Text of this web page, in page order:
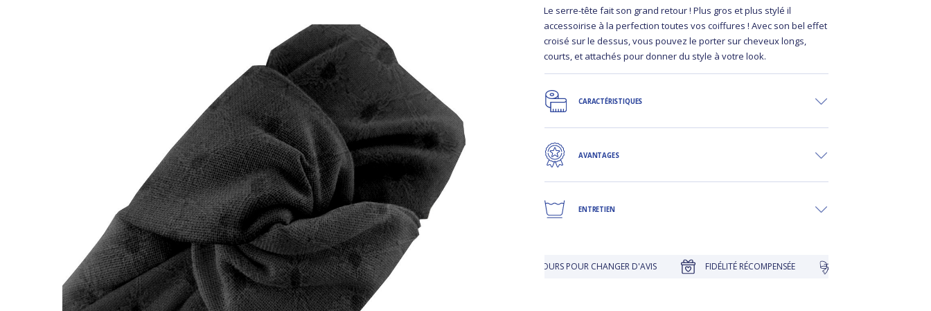
Le serre-tête fait son grand retour ! Plus gros et plus stylé il
accessoirise à la perfection toutes vos coiffures ! Avec son bel effet
croisé sur le dessus, vous pouvez le porter sur cheveux longs,
courts, et attachés pour donner du style à votre look.
CARACTÉRISTIQUES
AVANTAGES
ENTRETIEN
LIVRAISON OFFERTE EN BOUTIQUE JUSQU'À 30 JOURS POUR CHANGER D'AVIS FIDÉLITÉ RÉCOMPENSÉE EMBALLAGE CADEAU À